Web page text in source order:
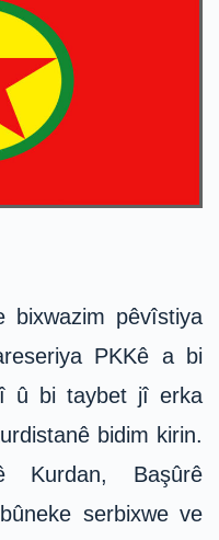
pêvîstiya
PKKê a bi
û bi taybet jî erka
bidim kirin.
Kurdan, Başûrê
serbixwe ve